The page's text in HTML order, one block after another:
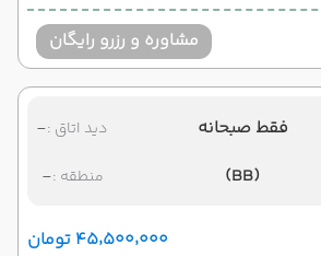
مشاوره و رزرو رایگان
فقط صبحانه
(BB)
دید اتاق :-
منطقه :-
۴۵٬۵۰۰٬۰۰۰ تومان